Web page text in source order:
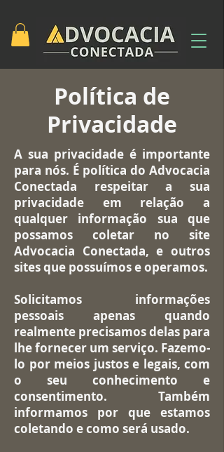
Política de
Privacidade
A sua privacidade é importante
para nós. É política do Advocacia
Conectada respeitar a sua
privacidade em relação a
qualquer informação sua que
possamos coletar no site
Advocacia Conectada, e outros
sites que possuímos e operamos.
Solicitamos informações
pessoais apenas quando
realmente precisamos delas para
lhe fornecer um serviço. Fazemo-
lo por meios justos e legais, com
o seu conhecimento e
consentimento. Também
informamos por que estamos
coletando e como será usado.